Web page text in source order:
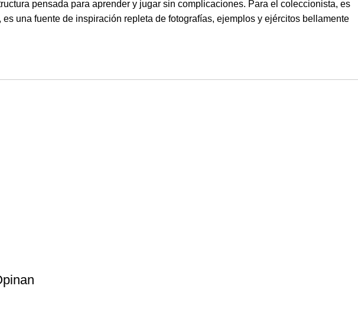
pensada para aprender y jugar sin complicaciones. Para el coleccionista, es
una fuente de inspiración repleta de fotografías, ejemplos y ejércitos bellamente